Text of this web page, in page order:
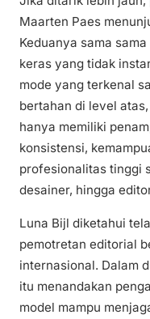
Maarten Paes
Keduanya sama
keras yang tidak
mode yang terkenal
bertahan di level
hanya memiliki
konsistensi,
profesionalitas tinggi
desainer, hingga
Luna Bijl diketahui
pemotretan editorial
internasional. Dalam
itu menandakan
model mampu